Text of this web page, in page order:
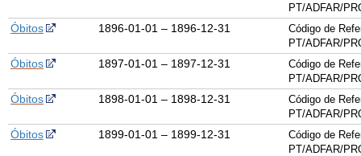
PT/ADFAR/
Óbitos 1896-01-01 – 1896-12-31
Código de
PT/ADFAR/
Óbitos 1897-01-01 – 1897-12-31
Código de
PT/ADFAR/
Óbitos 1898-01-01 – 1898-12-31
Código de
PT/ADFAR/
Óbitos 1899-01-01 – 1899-12-31
Código de
PT/ADFAR/